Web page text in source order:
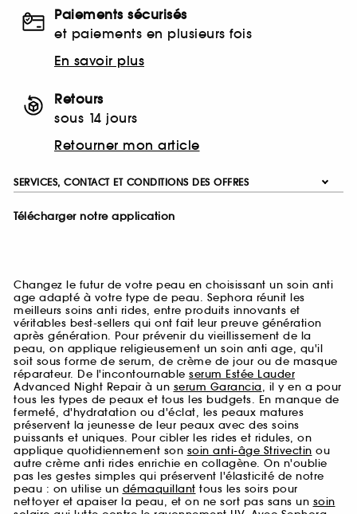
Paiements sécurisés
et paiements en plusieurs fois
En savoir plus
Retours
sous 14 jours
Retourner mon article
SERVICES, CONTACT ET CONDITIONS DES OFFRES
Télécharger notre application
Changez le futur de votre peau en choisissant un soin anti
age adapté à votre type de peau. Sephora réunit les
meilleurs soins anti rides, entre produits innovants et
véritables best-sellers qui ont fait leur preuve génération
après génération. Pour prévenir du vieillissement de la
peau, on applique religieusement un soin anti age, qu'il
soit sous forme de serum, de crème de jour ou de masque
réparateur. De l'incontournable serum Estée Lauder
Advanced Night Repair à un serum Garancia, il y en a pour
tous les types de peaux et tous les budgets. En manque de
fermeté, d'hydratation ou d'éclat, les peaux matures
préservent la jeunesse de leur peaux avec des soins
puissants et uniques. Pour cibler les rides et ridules, on
applique quotidiennement son soin anti-âge Strivectin ou
autre crème anti rides enrichie en collagène. On n'oublie
pas les gestes simples qui préservent l'élasticité de notre
peau : on utilise un démaquillant tous les soirs pour
nettoyer et apaiser la peau, et on ne sort pas sans un soin